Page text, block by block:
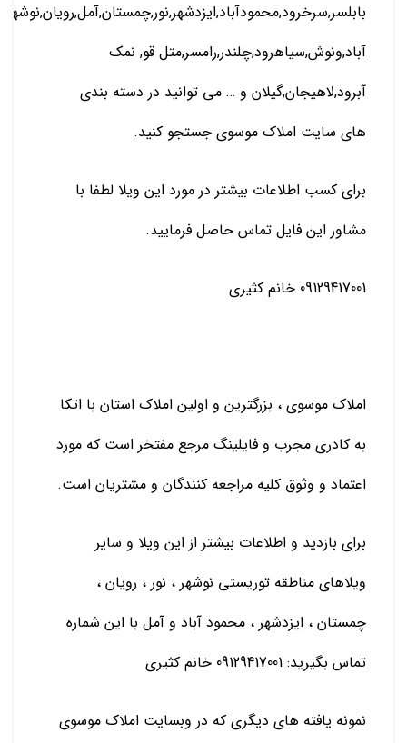
آباد,ونوش,سیاهرود,چلندر,رامسر,متل قو, نمک
آبرود,لاهیجان,گیلان و … می توانید در دسته بندی
های سایت املاک موسوی جستجو کنید.
برای کسب اطلاعات بیشتر در مورد این ویلا لطفا با
مشاور این فایل تماس حاصل فرمایید.
09129417001 خانم کثیری
املاک موسوی ، بزرگترین و اولین املاک استان با اتکا
به کادری مجرب و فایلینگ مرجع مفتخر است که مورد
اعتماد و وثوق کلیه مراجعه کنندگان و مشتریان است.
برای بازدید و اطلاعات بیشتر از این ویلا و سایر
ویلاهای مناطقه توریستی نوشهر ، نور ، رویان ،
چمستان ، ایزدشهر ، محمود آباد و آمل با این شماره
تماس بگیرید: 09129417001 خانم کثیری
نمونه یافته های دیگری که در وبسایت املاک موسوی